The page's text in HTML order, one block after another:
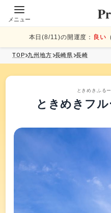
メニュー
本日(8/11)の開運度： 良い （
TOP 九州地方 長崎県 長崎
ときめきふる
ときめきフ